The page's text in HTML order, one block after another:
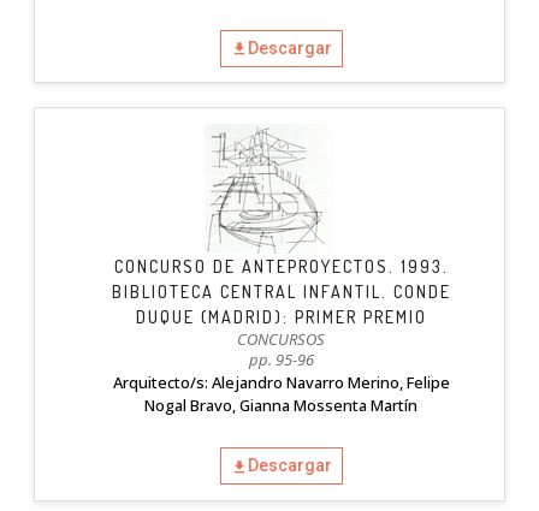
Descargar
CONCURSO DE ANTEPROYECTOS. 1993.
BIBLIOTECA CENTRAL INFANTIL. CONDE
DUQUE (MADRID): PRIMER PREMIO
CONCURSOS
pp. 95-96
Arquitecto/s: Alejandro Navarro Merino, Felipe
Nogal Bravo, Gianna Mossenta Martín
Descargar